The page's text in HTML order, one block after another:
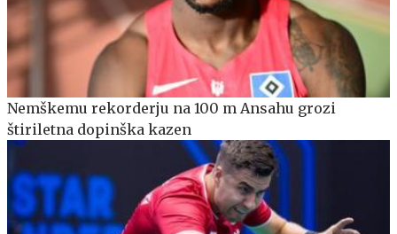
Nemškemu rekorderju na 100 m Ansahu grozi
štiriletna dopinška kazen